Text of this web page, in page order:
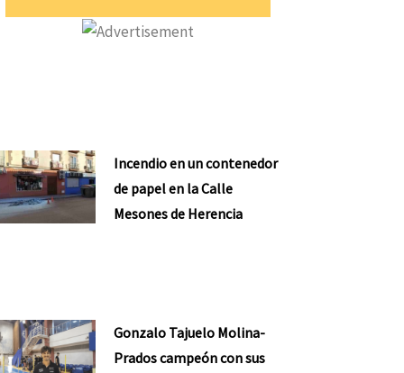
Incendio en un contenedor
de papel en la Calle
Mesones de Herencia
Gonzalo Tajuelo Molina-
Prados campeón con sus